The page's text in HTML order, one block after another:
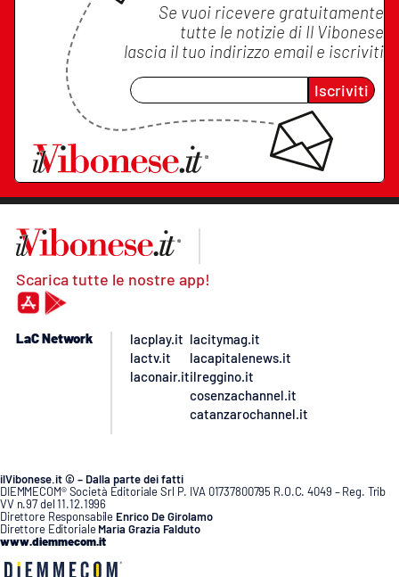
Se vuoi ricevere gratuitamente
tutte le notizie di Il Vibonese
lascia il tuo indirizzo email e iscriviti
Iscriviti
Scarica tutte le nostre app!
LaC Network
lacplay.it
lactv.it
laconair.it
lacitymag.it
lacapitalenews.it
ilreggino.it
cosenzachannel.it
catanzarochannel.it
ilVibonese.it © – Dalla parte dei fatti
DIEMMECOM® Società Editoriale Srl P. IVA 01737800795 R.O.C. 4049 – Reg. Trib
VV n.97 del 11.12.1996
Direttore Responsabile Enrico De Girolamo
Direttore Editoriale Maria Grazia Falduto
www.diemmecom.it